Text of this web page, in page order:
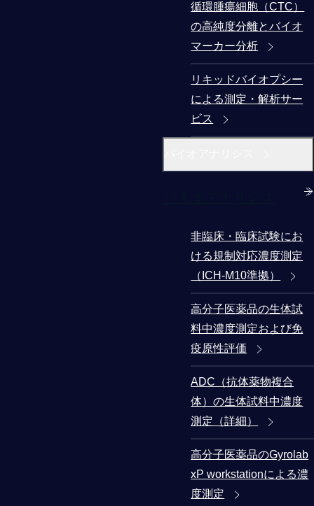
循環腫瘍細胞（CTC）
の高純度分離とバイオ
マーカー分析
リキッドバイオプシー
による測定・解析サー
ビス
非臨床・臨床試験にお
ける規制対応濃度測定
（ICH-M10準拠）
高分子医薬品の生体試
料中濃度測定および免
疫原性評価
ADC（抗体薬物複合
体）の生体試料中濃度
測定（詳細）
高分子医薬品のGyrolab
xP workstationによる濃
度測定